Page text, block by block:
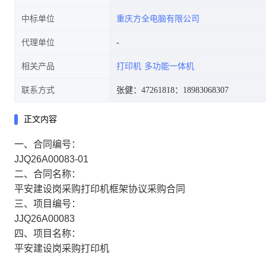
中标单位 重庆方全电脑有限公司
代理单位
相关产品 打印机 多功能一体机
联系方式 张健：47261818：18983068307
正文内容
一、合同编号：
JJQ26A00083-01
二、合同名称：
平安建设岗采购打印机框架协议采购合同
三、项目编号：
JJQ26A00083
四、项目名称：
平安建设岗采购打印机